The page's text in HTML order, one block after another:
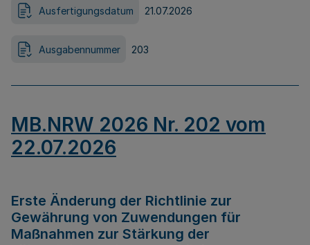
Ausfertigungsdatum 21.07.2026
Ausgabennummer 203
MB.NRW 2026 Nr. 202 vom
22.07.2026
Erste Änderung der Richtlinie zur
Gewährung von Zuwendungen für
Maßnahmen zur Stärkung der